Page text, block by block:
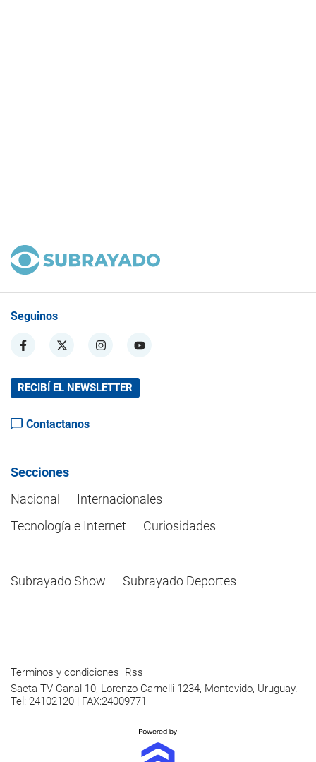
Seguinos
RECIBÍ EL NEWSLETTER
Contactanos
Secciones
Nacional
Internacionales
Tecnología e Internet
Curiosidades
Subrayado Show Subrayado Deportes
Terminos y condiciones Rss
Saeta TV Canal 10, Lorenzo Carnelli 1234, Montevido, Uruguay.
Tel: 24102120 | FAX:24009771